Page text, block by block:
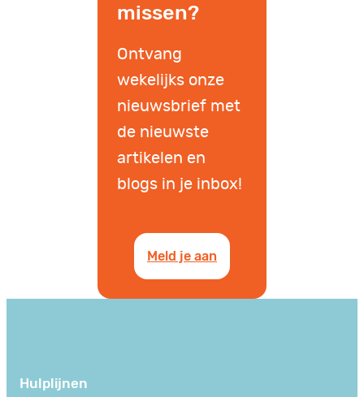
missen?
Ontvang
wekelijks onze
nieuwsbrief met
de nieuwste
artikelen en
blogs in je inbox!
Meld je aan
Hulplijnen